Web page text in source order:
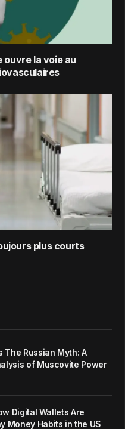
ouvre la voie au
plus courts
The Russian Myth: A
of Muscovite Power
Digital Wallets Are
Money Habits in the US